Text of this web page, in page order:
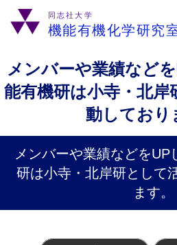
同志社大学
機能有機化学研究
メンバーや業績など
能有機研は小寺・北岸
動しており
メンバーや業績などをUP
研は小寺・北岸研として
ます。